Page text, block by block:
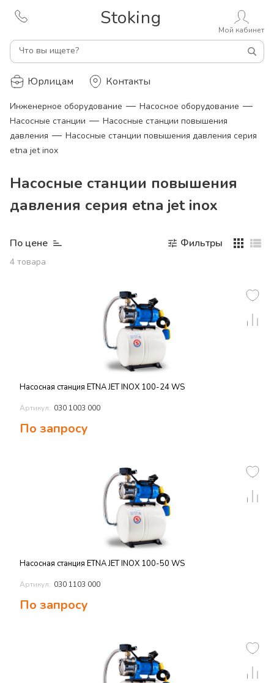
Stoking
Что вы ищете?
Мой кабинет
Юрлицам Контакты
Инженерное оборудование — Насосное оборудование —
Насосные станции — Насосные станции повышения
давления — Насосные станции повышения давления серия
etna jet inox
Насосные станции повышения
давления серия etna jet inox
По цене
4 товара
Фильтры
Насосная станция ETNA JET INOX 100-24 WS
Артикул: 030 1003 000
По запросу
Насосная станция ETNA JET INOX 100-50 WS
Артикул: 030 1103 000
По запросу